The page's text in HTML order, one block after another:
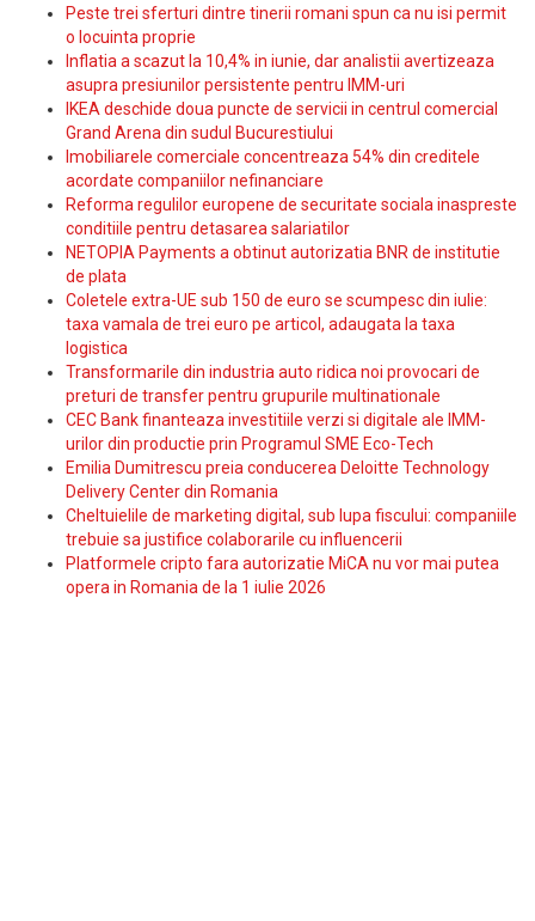
Peste trei sferturi dintre tinerii romani spun ca nu isi permit
o locuinta proprie
Inflatia a scazut la 10,4% in iunie, dar analistii avertizeaza
asupra presiunilor persistente pentru IMM-uri
IKEA deschide doua puncte de servicii in centrul comercial
Grand Arena din sudul Bucurestiului
Imobiliarele comerciale concentreaza 54% din creditele
acordate companiilor nefinanciare
Reforma regulilor europene de securitate sociala inaspreste
conditiile pentru detasarea salariatilor
NETOPIA Payments a obtinut autorizatia BNR de institutie
de plata
Coletele extra-UE sub 150 de euro se scumpesc din iulie:
taxa vamala de trei euro pe articol, adaugata la taxa
logistica
Transformarile din industria auto ridica noi provocari de
preturi de transfer pentru grupurile multinationale
CEC Bank finanteaza investitiile verzi si digitale ale IMM-
urilor din productie prin Programul SME Eco-Tech
Emilia Dumitrescu preia conducerea Deloitte Technology
Delivery Center din Romania
Cheltuielile de marketing digital, sub lupa fiscului: companiile
trebuie sa justifice colaborarile cu influencerii
Platformele cripto fara autorizatie MiCA nu vor mai putea
opera in Romania de la 1 iulie 2026